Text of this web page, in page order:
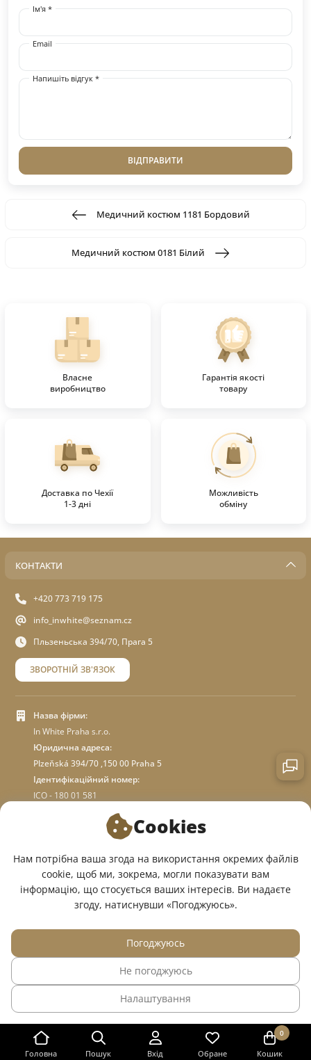
Головна Пошук Вхід Обране
0
Кошик
Ім'я *
Email
Напишіть відгук *
ВІДПРАВИТИ
Медичний костюм 1181 Бордовий
Медичний костюм 0181 Білий
Власне
виробництво
Гарантія якості
товару
Доставка по Чехії
1-3 дні
Можливість
обміну
КОНТАКТИ
+420 773 719 175
info_inwhite@seznam.cz
Пльзеньська 394/70, Прага 5
ЗВОРОТНІЙ ЗВ'ЯЗОК
Назва фірми:
In White Praha s.r.o.
Юридична адреса:
Plzeňská 394/70 ,150 00 Praha 5
Ідентифікаційний номер:
ICO - 180 01 581
ПРО МАГАЗИН
МИ У СОЦМЕРЕЖАХ:
Сайт створено вSago Group
Cookies
Нам потрібна ваша згода на використання окремих файлів
cookie, щоб ми, зокрема, могли показувати вам
інформацію, що стосується ваших інтересів. Ви надаєте
згоду, натиснувши «Погоджуюсь».
Налаштування
Не погоджуюсь
Погоджуюсь